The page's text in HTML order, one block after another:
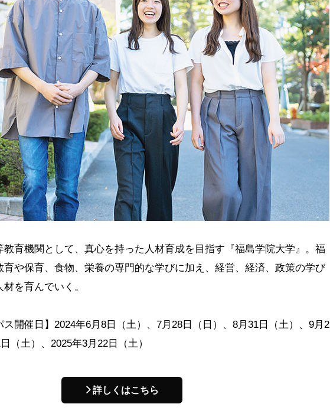
教育機関として、真心を持った人材育成を目指す『福島学院大学』。福
育や保育、食物、栄養の専門的な学びに加え、経営、経済、政策の学び
を育んでいく。
ス開催日】2024年6月8日（土）、7月28日（日）、8月31日（土）、9月2
（土）、2025年3月22日（土）
詳しくはこちら